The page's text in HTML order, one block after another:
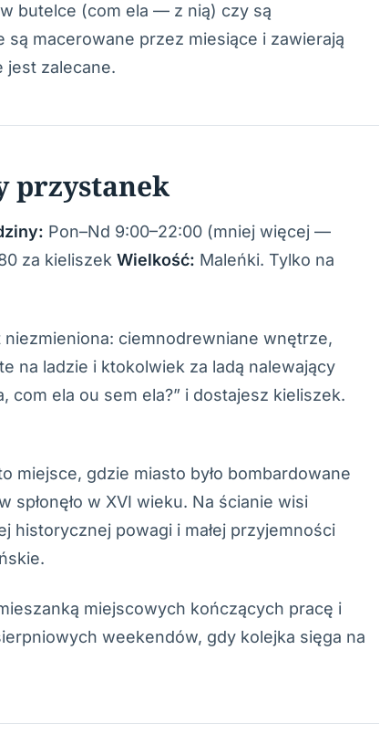
butelce (com ela — z nią) czy są
macerowane przez miesiące i zawierają
jest zalecane.
przystanek
Pon–Nd 9:00–22:00 (mniej więcej —
za kieliszek Wielkość: Maleńki. Tylko na
niezmieniona: ciemnodrewniane wnętrze,
na ladzie i ktokolwiek za ladą nalewający
com ela ou sem ela?” i dostajesz kieliszek.
miejsce, gdzie miasto było bombardowane
w XVI wieku. Na ścianie wisi
historycznej powagi i małej przyjemności
miejscowych kończących pracę i
weekendów, gdy kolejka sięga na